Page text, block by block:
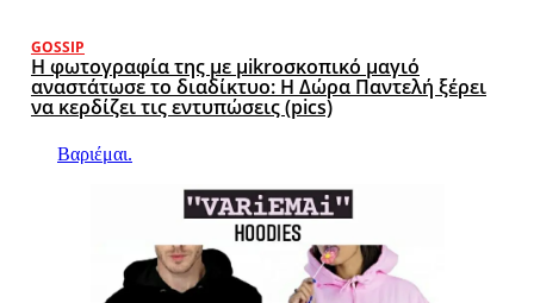
GOSSIP
Η φωτογραφία της με μikroσκοπικό μαγιό
αναστάτωσε το διαδίκτυο: Η Δώρα Παντελή ξέρει
να κερδίζει τις εντυπώσεις (pics)
Βαριέμαι.